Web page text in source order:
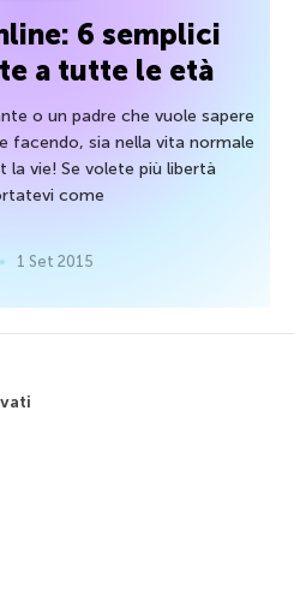
6 semplici
a tutte le età
o un padre che vuole sapere
facendo, sia nella vita normale
la vie! Se volete più libertà
come
1 Set 2015